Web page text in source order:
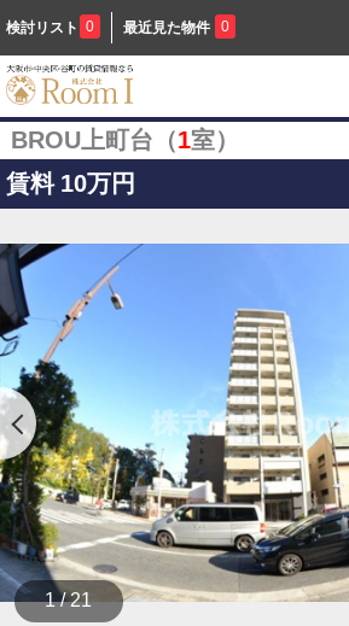
検討リスト 0 最近見た物件 0
BROU上町台（1室）
賃料 10万円
1 / 21